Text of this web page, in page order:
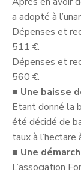
a adopté à
Dépenses et
511 €.
Dépenses et
560 €.
■ Une baisse
Etant donné la
été décidé de
taux à
■ Une
L’association